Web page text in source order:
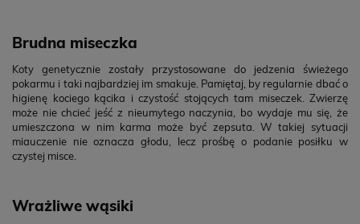
Brudna miseczka
Koty genetycznie zostały przystosowane do jedzenia świeżego
pokarmu i taki najbardziej im smakuje. Pamiętaj, by regularnie dbać o
higienę kociego kącika i czystość stojących tam miseczek. Zwierzę
może nie chcieć jeść z nieumytego naczynia, bo wydaje mu się, że
umieszczona w nim karma może być zepsuta. W takiej sytuacji
miauczenie nie oznacza głodu, lecz prośbę o podanie posiłku w
czystej misce.
Wrażliwe wąsiki